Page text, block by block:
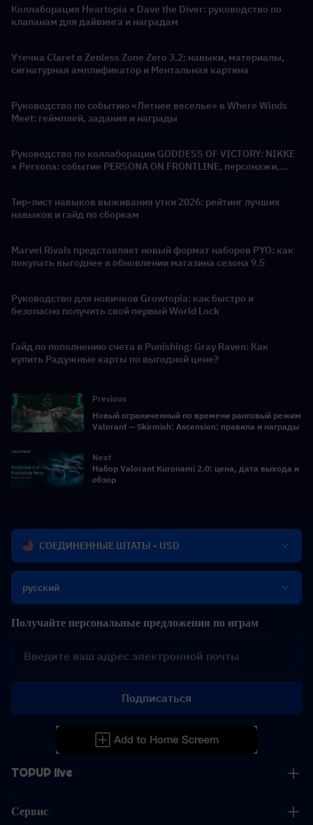
Коллаборация Heartopia × Dave the Diver: руководство по
клапанам для дайвинга и наградам
Утечка Claret в Zenless Zone Zero 3.2: навыки, материалы,
сигнатурная амплификатор и Ментальная картина
Руководство по событию «Летнее веселье» в Where Winds
Meet: геймплей, задания и награды
Руководство по коллаборации GODDESS OF VICTORY: NIKKE
× Persona: событие PERSONA ON FRONTLINE, персонажи,
Тир-лист навыков выживания утки 2026: рейтинг лучших
навыков и гайд по сборкам
Marvel Rivals представляет новый формат наборов PYO: как
покупать выгоднее в обновлении магазина сезона 9.5
Руководство для новичков Growtopia: как быстро и
безопасно получить свой первый World Lock
Гайд по пополнению счета в Punishing: Gray Raven: Как
купить Радужные карты по выгодной цене?
Previous
Новый ограниченный по времени ранговый режим
Valorant — Skirmish: Ascension: правила и награды
Next
Набор Valorant Kuronami 2.0: цена, дата выхода и
обзор
СОЕДИНЕННЫЕ ШТАТЫ - USD
русский
TOPUP live
Сервис
Получайте персональные предложения по играм
Подписаться